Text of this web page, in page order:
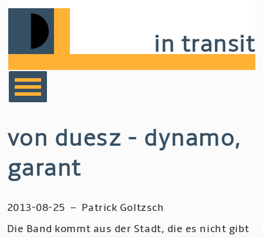
Skip
navigation
in transit
von duesz - dynamo,
garant
2013-08-25 – Patrick Goltzsch
Die Band kommt aus der Stadt, die es nicht gibt